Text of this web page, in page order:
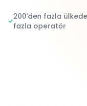
200'den fazla
fazla operatör